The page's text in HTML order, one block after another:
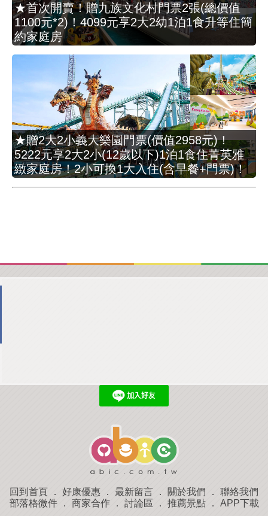
★首次開賣！贈九族文化村門票2張(總價值
1100元*2)！4099元享2大2幼1泊1食升等住簡
約家庭房
★贈2大2小義大樂園門票(價值2958元)！
5222元享2大2小(12歲以下)1泊1食住菁英雅
緻家庭房！2小可換1大入住(含早餐+門票)！
回到首頁 ． 好康優惠 ． 最新留言 ． 關於我們 ． 聯絡我們
部落格微件． 商家合作． 討論區 ． 推薦景點． APP下載